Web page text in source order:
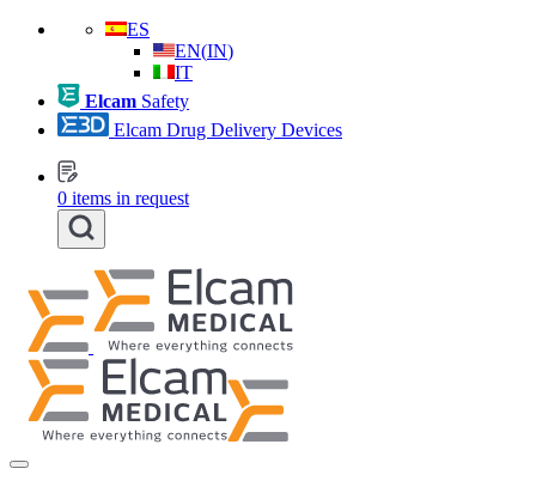
ES
EN(IN)
IT
Elcam Safety
Elcam Drug Delivery Devices
0 items in request